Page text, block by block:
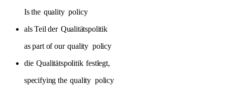
Is the quality policy
als Teil der Qualitätspolitik
as part of our quality policy
die Qualitätspolitik festlegt,
specifying the quality policy